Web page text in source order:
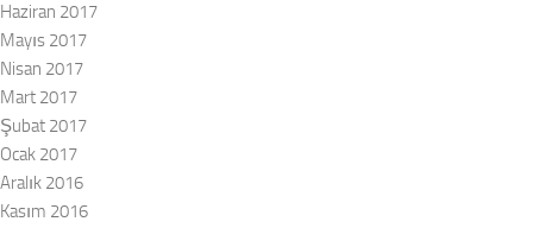
Haziran 2017
Mayıs 2017
Nisan 2017
Mart 2017
Şubat 2017
Ocak 2017
Aralık 2016
Kasım 2016